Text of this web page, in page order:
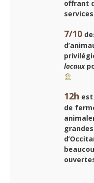
offrant
7/10
locaux
12h est
de